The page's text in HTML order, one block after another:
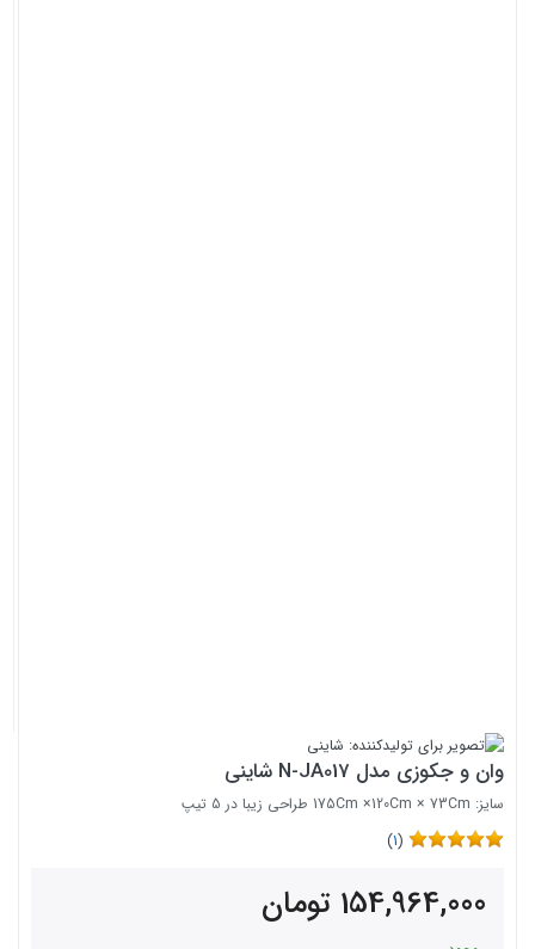
وان و جکوزی مدل N-JA017 شاینی
سایز: 175Cm ×120Cm × 73Cm طراحی زیبا در 5 تیپ
(
1
)
154,964,000 تومان